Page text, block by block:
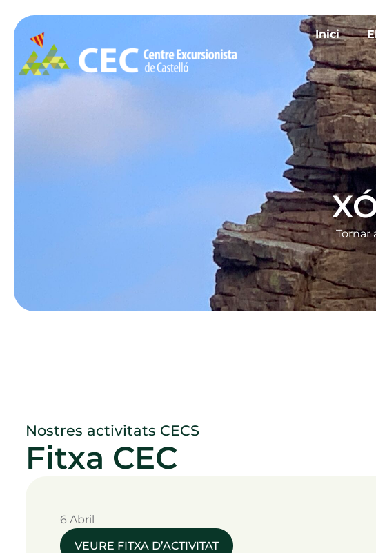
Inici
Tornar
Nostres activitats CECS
Fitxa CEC
6 Abril
VEURE FITXA D’ACTIVITAT